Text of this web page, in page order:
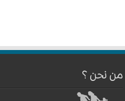
من نحن ؟